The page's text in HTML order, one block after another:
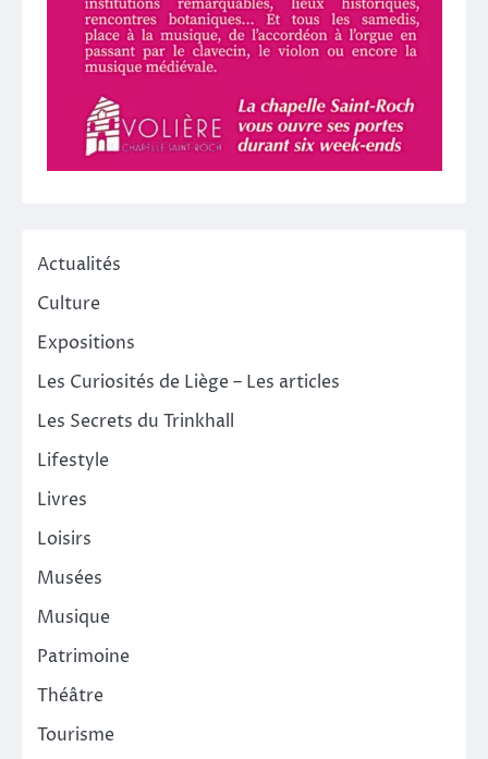
Actualités
Culture
Expositions
Les Curiosités de Liège – Les articles
Les Secrets du Trinkhall
Lifestyle
Livres
Loisirs
Musées
Musique
Patrimoine
Théâtre
Tourisme